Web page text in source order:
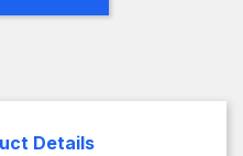
Details